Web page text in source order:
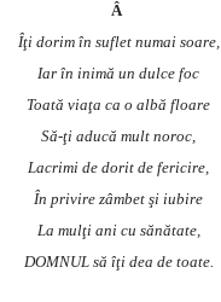
Â
Îţi dorim în suflet numai soare,
Iar în inimă un dulce foc
Toată viaţa ca o albă floare
Să-ţi aducă mult noroc,
Lacrimi de dorit de fericire,
În privire zâmbet şi iubire
La mulţi ani cu sănătate,
DOMNUL să îţi dea de toate.